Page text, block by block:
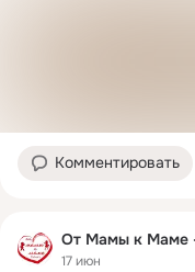
Комментировать
От Мамы к Маме
17 июн